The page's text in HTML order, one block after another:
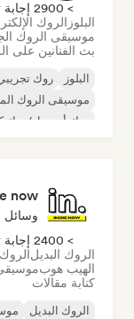
> 2900 إجابة تم تقديمها
البلوز الروك
موسيقى الروك
بث الفنانين على
البلوز روك
موسيقى الروك
روك أند رول/روك
now
وسائل
> 2400 إجابة تم تقديمها
الروك البديل
الهيب هوب
كتابة مقالات
الروك البديل